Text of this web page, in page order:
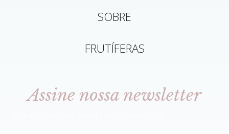
SOBRE
FRUTÍFERAS
Assine nossa newsletter